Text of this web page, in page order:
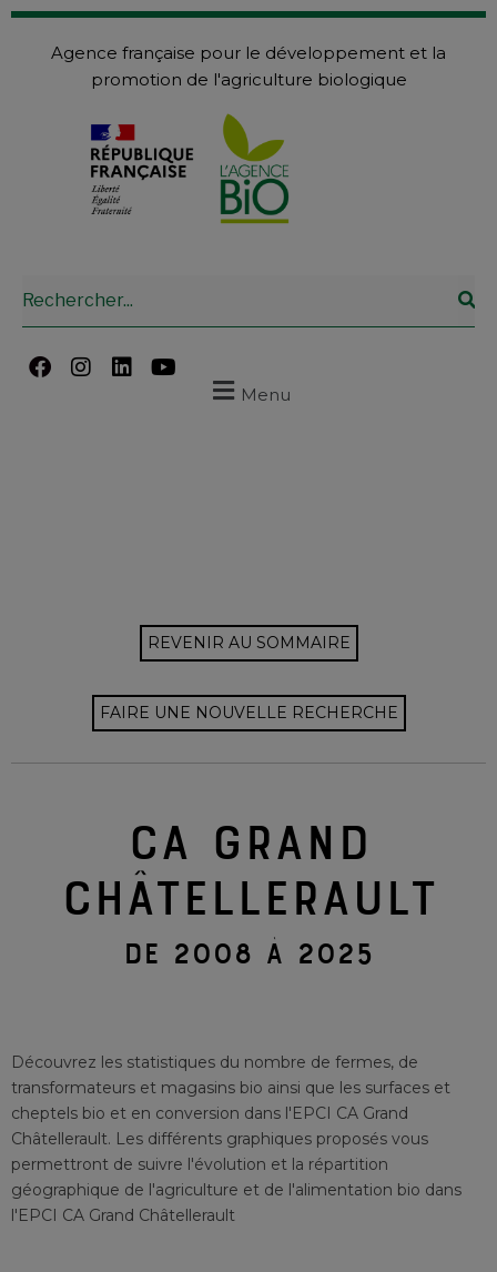
Agence française pour le développement et la
promotion de l'agriculture biologique
Menu
REVENIR AU SOMMAIRE
FAIRE UNE NOUVELLE RECHERCHE
CA GRAND
CHÂTELLERAULT
DE 2008 À 2025
Découvrez les statistiques du nombre de fermes, de
transformateurs et magasins bio ainsi que les surfaces et
cheptels bio et en conversion dans l'EPCI CA Grand
Châtellerault. Les différents graphiques proposés vous
permettront de suivre l'évolution et la répartition
géographique de l'agriculture et de l'alimentation bio dans
l'EPCI CA Grand Châtellerault